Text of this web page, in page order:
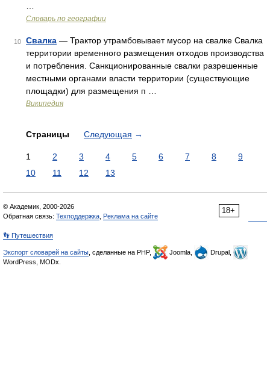
Словарь по географии
10 Свалка — Трактор утрамбовывает мусор на свалке Свалка
территории временного размещения отходов производства
и потребления. Санкционированные свалки разрешенные
местными органами власти территории (существующие
площадки) для размещения п …
Википедия
Страницы Следующая →
1 2 3 4 5 6 7 8
9
10
11 12 13
18+
© Академик, 2000-2026
Обратная связь: Техподдержка Реклама на сайте
👣 Путешествия
Экспорт словарей на сайты , сделанные на PHP, Joomla,
Drupal,
WordPress, MODx.